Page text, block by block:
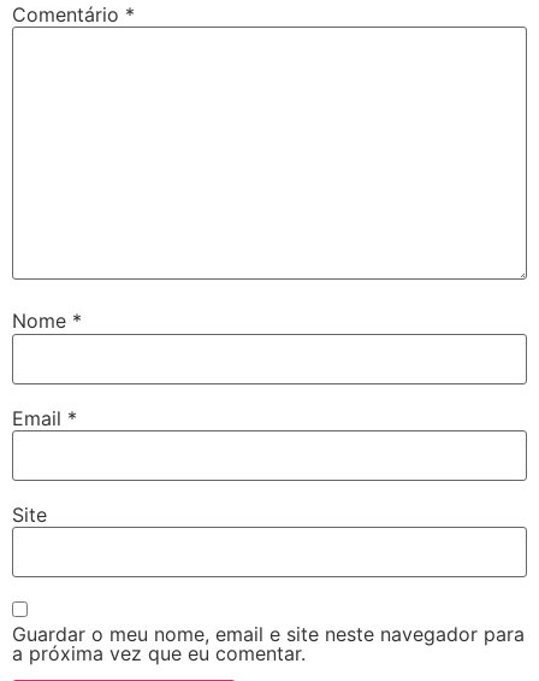
Comentário *
Nome *
Email *
Site
Guardar o meu nome, email e site neste navegador para
a próxima vez que eu comentar.